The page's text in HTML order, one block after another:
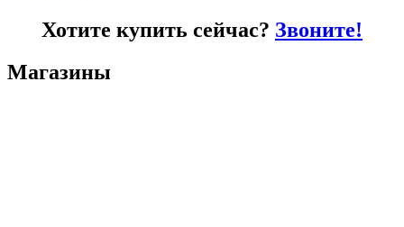
Хотите купить сейчас? Звоните!
Магазины